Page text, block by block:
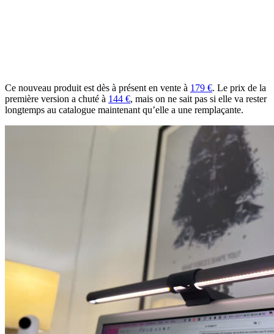
Ce nouveau produit est dès à présent en vente à 179 €. Le prix de la
première version a chuté à 144 €, mais on ne sait pas si elle va rester
longtemps au catalogue maintenant qu’elle a une remplaçante.